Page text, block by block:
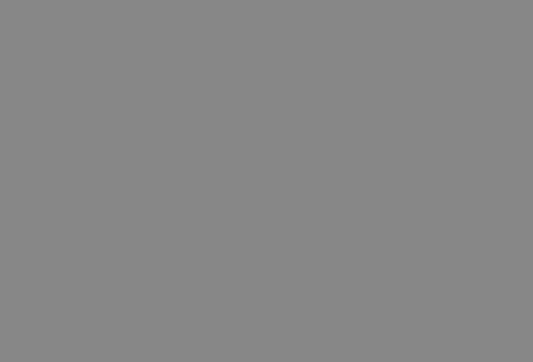
di analisi web
di siti
e misurare le
cui il prefisso
che si
di analisi web
di Google) per
i cookie.